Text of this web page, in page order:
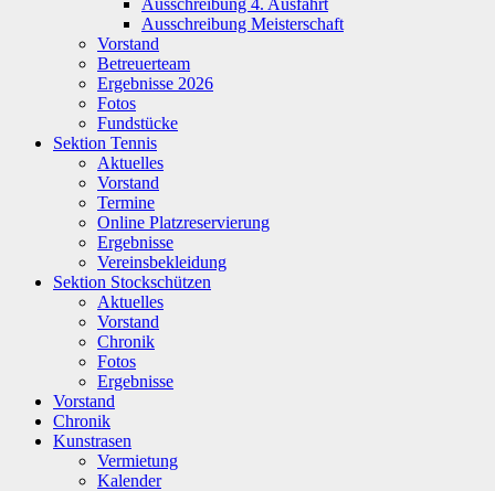
Ausschreibung Meisterschaft
Vorstand
Betreuerteam
Ergebnisse 2026
Fotos
Fundstücke
Sektion Tennis
Aktuelles
Vorstand
Termine
Online Platzreservierung
Ergebnisse
Vereinsbekleidung
Sektion Stockschützen
Aktuelles
Vorstand
Chronik
Fotos
Ergebnisse
Vorstand
Chronik
Kunstrasen
Vermietung
Kalender